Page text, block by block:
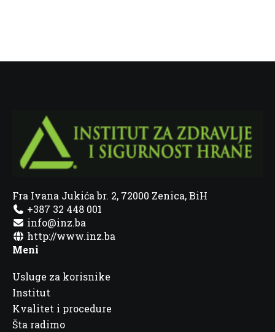
Fra Ivana Jukića br. 2, 72000 Zenica, BiH
+387 32 448 001
info@inz.ba
http://www.inz.ba
Meni
Usluge za korisnike
Institut
Kvalitet i procedure
Šta radimo